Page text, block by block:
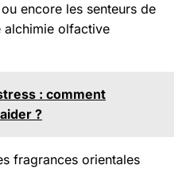
encore les senteurs de
alchimie olfactive
: comment
?
fragrances orientales